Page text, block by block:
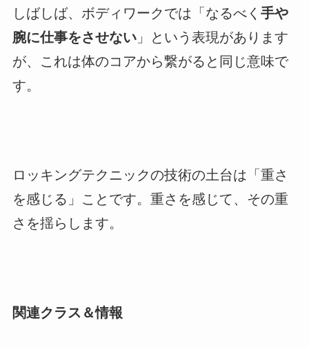
しばしば、ボディワークでは「なるべく 手や
腕に仕事をさせない」という表現があります
が、これは体のコアから繋がると同じ意味で
す。
ロッキングテクニックの技術の土台は「重さ
を感じる」ことです。重さを感じて、その重
さを揺らします。
関連クラス＆情報